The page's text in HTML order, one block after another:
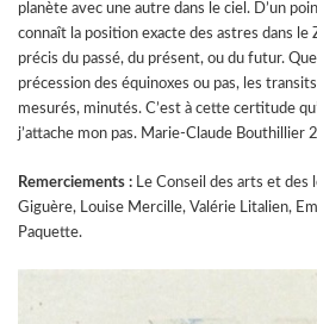
planète avec une autre dans le ciel. D’un
connaît la position exacte des astres dans le
précis du passé, du présent, ou du futur.
précession des équinoxes ou pas, les
mesurés, minutés. C’est à cette certitude
j’attache mon pas. Marie-Claude Bouthillier
Remerciements : Le Conseil des arts et des
Giguère, Louise Mercille, Valérie Litalien,
Paquette.